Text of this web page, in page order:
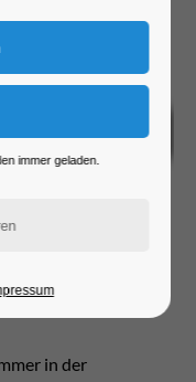
in der
immer geladen.